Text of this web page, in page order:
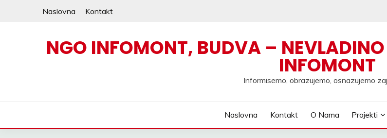
Naslovna Kontakt
NGO INFOMONT, BUDVA – NEVLADINO
INFOMONT
Informisemo, obrazujemo, osnazujemo
Naslovna Kontakt O Nama Projekti